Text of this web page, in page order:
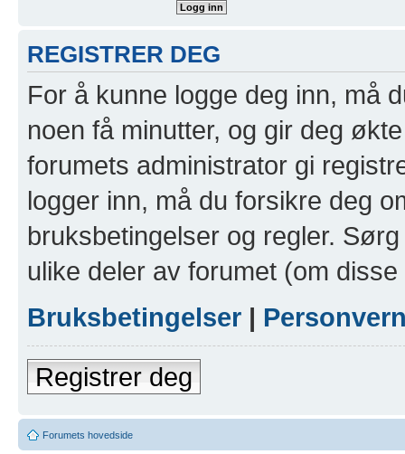
REGISTRER DEG
For å kunne logge deg inn, må
noen få minutter, og gir deg
forumets administrator gi
logger inn, må du forsikre deg
bruksbetingelser og regler.
ulike deler av forumet (om
Bruksbetingelser |
Registrer deg
Forumets hovedside